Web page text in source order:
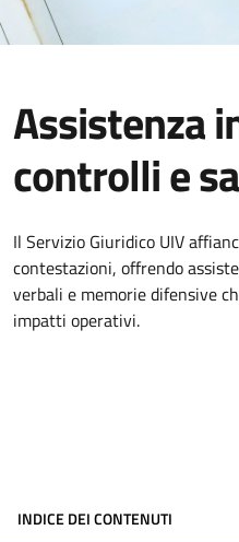
Assistenza
controlli e
Il Servizio Giuridico UIV
contestazioni, offrendo
verbali e memorie difensive
impatti operativi.
INDICE DEI CONTENUTI